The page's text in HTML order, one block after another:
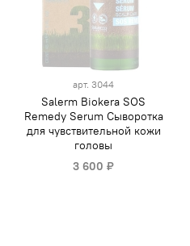
арт. 3044
Salerm Biokera SOS
Remedy Serum Сыворотка
для чувствительной кожи
головы
3 600 ₽